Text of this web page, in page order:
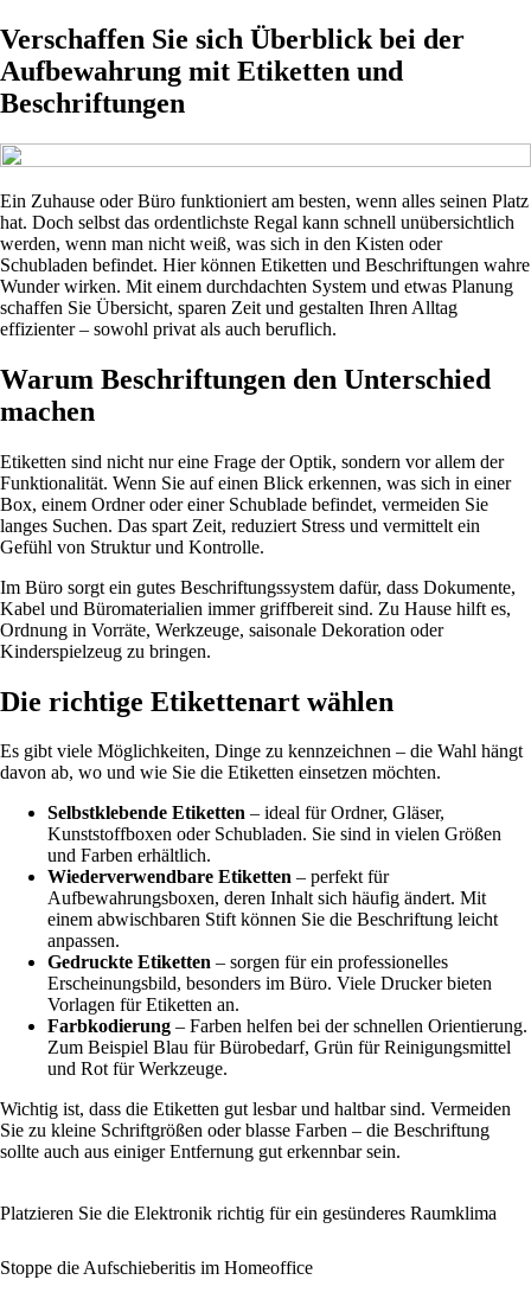
Verschaffen Sie sich Überblick bei der
Aufbewahrung mit Etiketten und
Beschriftungen
Ein Zuhause oder Büro funktioniert am besten, wenn alles seinen Platz
hat. Doch selbst das ordentlichste Regal kann schnell unübersichtlich
werden, wenn man nicht weiß, was sich in den Kisten oder
Schubladen befindet. Hier können Etiketten und Beschriftungen wahre
Wunder wirken. Mit einem durchdachten System und etwas Planung
schaffen Sie Übersicht, sparen Zeit und gestalten Ihren Alltag
effizienter – sowohl privat als auch beruflich.
Warum Beschriftungen den Unterschied
machen
Etiketten sind nicht nur eine Frage der Optik, sondern vor allem der
Funktionalität. Wenn Sie auf einen Blick erkennen, was sich in einer
Box, einem Ordner oder einer Schublade befindet, vermeiden Sie
langes Suchen. Das spart Zeit, reduziert Stress und vermittelt ein
Gefühl von Struktur und Kontrolle.
Im Büro sorgt ein gutes Beschriftungssystem dafür, dass Dokumente,
Kabel und Büromaterialien immer griffbereit sind. Zu Hause hilft es,
Ordnung in Vorräte, Werkzeuge, saisonale Dekoration oder
Kinderspielzeug zu bringen.
Die richtige Etikettenart wählen
Es gibt viele Möglichkeiten, Dinge zu kennzeichnen – die Wahl hängt
davon ab, wo und wie Sie die Etiketten einsetzen möchten.
Selbstklebende Etiketten – ideal für Ordner, Gläser,
Kunststoffboxen oder Schubladen. Sie sind in vielen Größen
und Farben erhältlich.
Wiederverwendbare Etiketten – perfekt für
Aufbewahrungsboxen, deren Inhalt sich häufig ändert. Mit
einem abwischbaren Stift können Sie die Beschriftung leicht
anpassen.
Gedruckte Etiketten – sorgen für ein professionelles
Erscheinungsbild, besonders im Büro. Viele Drucker bieten
Vorlagen für Etiketten an.
Farbkodierung – Farben helfen bei der schnellen Orientierung.
Zum Beispiel Blau für Bürobedarf, Grün für Reinigungsmittel
und Rot für Werkzeuge.
Wichtig ist, dass die Etiketten gut lesbar und haltbar sind. Vermeiden
Sie zu kleine Schriftgrößen oder blasse Farben – die Beschriftung
sollte auch aus einiger Entfernung gut erkennbar sein.
Platzieren Sie die Elektronik richtig für ein gesünderes Raumklima
Stoppe die Aufschieberitis im Homeoffice